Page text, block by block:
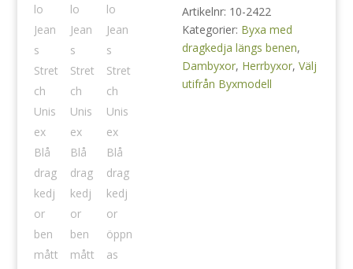
Artikelnr: 10-2422
Kategorier: Byxa med
dragkedja längs benen,
Dambyxor, Herrbyxor,Välj
utifrån Byxmodell